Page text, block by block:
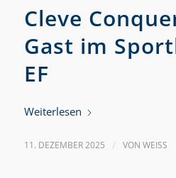
Cleve
Gast im
EF
Weiterlesen
11. DEZEMBER 2025 / VON WEISS